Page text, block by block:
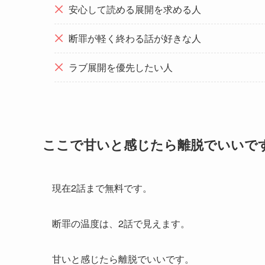
安心して読める展開を求める人
断罪が軽く終わる話が好きな人
ラブ展開を優先したい人
ここで甘いと感じたら離脱でいいで
現在2話まで無料です。
断罪の温度は、2話で見えます。
甘いと感じたら離脱でいいです。